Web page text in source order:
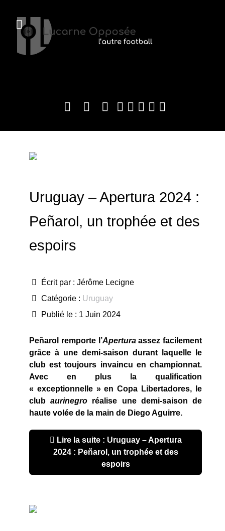
Uruguay – Apertura 2024 :
Peñarol, un trophée et des
espoirs
Écrit par : Jérôme Lecigne
Catégorie : Uruguay
Publié le : 1 Juin 2024
Peñarol remporte l’Aperturaassez facilement
grâce à une demi-saison durant laquelle le
club est toujours invaincu en championnat.
Avec en plus la qualification
« exceptionnelle » en Copa Libertadores, le
clubaurinegro réalise une demi-saison de
haute volée de la main de Diego Aguirre.
Lire la suite : Uruguay – Apertura
2024 : Peñarol, un trophée et des
espoirs